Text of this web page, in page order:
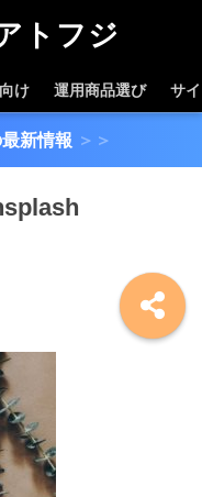
トフジ
け 運用商品選び サ
新情報 ＞＞